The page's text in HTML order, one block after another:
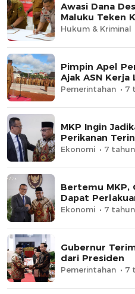
Awasi Dana
Maluku Teken
Hukum & Kriminal
Pimpin Apel
Ajak ASN Kerja
Pemerintahan 7
MKP Ingin
Perikanan
Ekonomi 7
Bertemu MKP,
Dapat
Ekonomi 7
Gubernur
dari Presiden
Pemerintahan 7